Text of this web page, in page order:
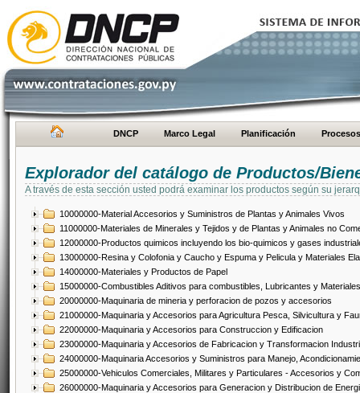
DNCP Marco Legal Planificación Procesos
Explorador del catálogo de Productos/
A través de esta sección usted podrá examinar los productos según su
10000000-Material Accesorios y Suministros de Plantas y Animales Vivos
11000000-Materiales de Minerales y Tejidos y de Plantas y Animales no
12000000-Productos quimicos incluyendo los bio-quimicos y gases
13000000-Resina y Colofonia y Caucho y Espuma y Pelicula y Materiales
14000000-Materiales y Productos de Papel
15000000-Combustibles Aditivos para combustibles, Lubricantes y
20000000-Maquinaria de mineria y perforacion de pozos y accesorios
21000000-Maquinaria y Accesorios para Agricultura Pesca, Silvicultura y
22000000-Maquinaria y Accesorios para Construccion y Edificacion
23000000-Maquinaria y Accesorios de Fabricacion y Transformacion
24000000-Maquinaria Accesorios y Suministros para Manejo,
25000000-Vehiculos Comerciales, Militares y Particulares - Accesorios y
26000000-Maquinaria y Accesorios para Generacion y Distribucion de